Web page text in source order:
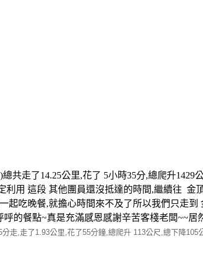
共走了14.25公里,花了 5小時35分,總爬升
用 這段 其他團員還沒抵達的時間,繼續往 金
吃晚餐,就擔心時間來不及了所以我們只走到
的餐點~真是充滿感恩感謝辛苦客棧老闆~~
走,走了1.93公里,花了55分鐘,總爬升 113公尺,總下降105